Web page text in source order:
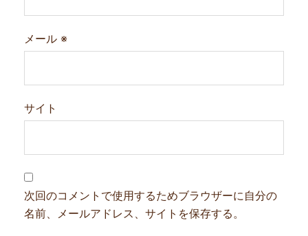
メール ※
サイト
次回のコメントで使用するためブラウザーに自分の
名前、メールアドレス、サイトを保存する。